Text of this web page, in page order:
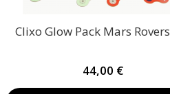
Clixo Glow Pack Mars Rovers
44,00 €